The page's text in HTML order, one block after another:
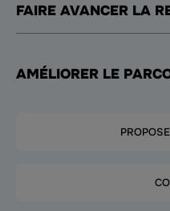
FAIRE AVANCER LA
AMÉLIORER LE